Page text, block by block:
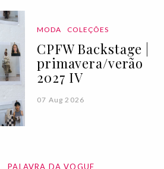
MODA COLEÇÕES
CPFW Backstage |
primavera/verão
2027 IV
07 Aug 2026
PALAVRA DA VOGUE